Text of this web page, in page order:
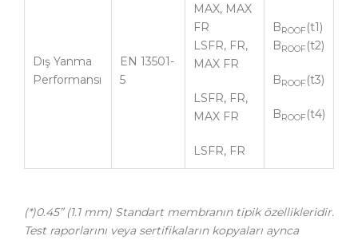
Dış Yanma
Performansı
EN 13501-
5
MAX, MAX
FR
LSFR, FR,
MAX FR
LSFR, FR,
MAX FR
LSFR, FR
BROOF (t1)
BROOF (t2)
BROOF (t3)
BROOF (t4)
(*)0.45” (1.1 mm) Standart membranın tipik özellikleridir.
Test raporlarını veya sertifikaların kopyaları aynca